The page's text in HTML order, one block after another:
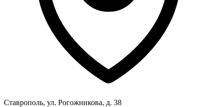
Ставрополь, ул. Рогожникова, д. 38